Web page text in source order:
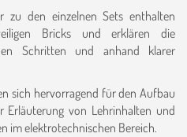
zu den einzelnen Sets enthalten
Bricks und erklären die
Schritten und anhand klarer
sich hervorragend für den Aufbau
Erläuterung von Lehrinhalten und
im elektrotechnischen Bereich.